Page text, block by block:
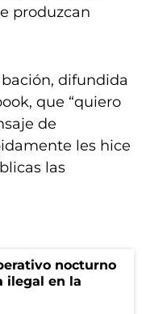
produzcan
difundida
que “quiero
de
les hice
las
nocturno
ilegal en la